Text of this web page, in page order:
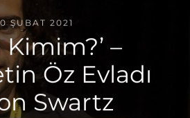
ŞUBAT 2021
Kimim?’ –
Öz Evladı
Swartz